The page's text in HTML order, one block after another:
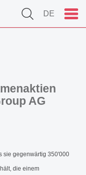
DE
AG
sie gegenwärtig 350'000
die einem